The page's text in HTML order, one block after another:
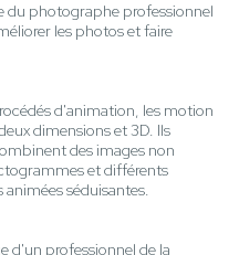
du photographe professionnel
les photos et faire
d'animation, les motion
dimensions et 3D. Ils
des images non
et différents
séduisantes.
d'un professionnel de la